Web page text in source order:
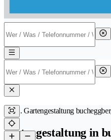
Gartengestaltung
gartengestaltung in